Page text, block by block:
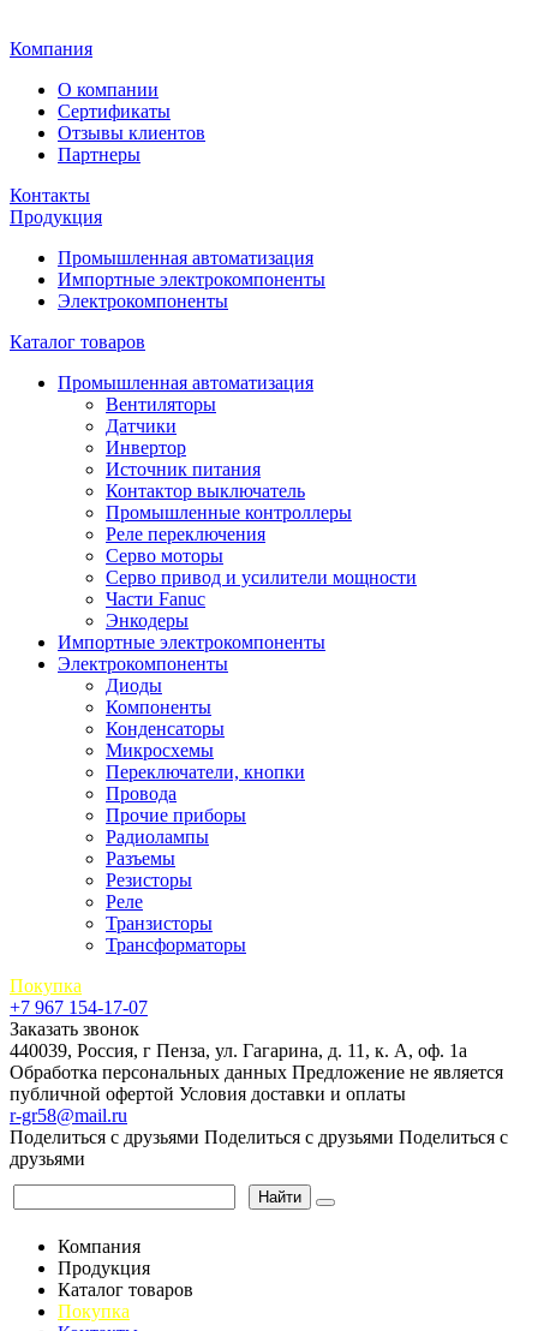
Компания
О компании
Сертификаты
Отзывы клиентов
Партнеры
Контакты
Продукция
Промышленная автоматизация
Импортные электрокомпоненты
Электрокомпоненты
Каталог товаров
Промышленная автоматизация
Вентиляторы
Датчики
Инвертор
Источник питания
Контактор выключатель
Промышленные контроллеры
Реле переключения
Серво моторы
Серво привод и усилители мощности
Части Fanuc
Энкодеры
Импортные электрокомпоненты
Электрокомпоненты
Диоды
Компоненты
Конденсаторы
Микросхемы
Переключатели, кнопки
Провода
Прочие приборы
Радиолампы
Разъемы
Резисторы
Реле
Транзисторы
Трансформаторы
Покупка
+7 967 154-17-07
Заказать звонок
440039, Россия, г Пенза, ул. Гагарина, д. 11, к. А, оф. 1а
Обработка персональных данных Предложение не является
публичной офертой Условия доставки и оплаты
r-gr58@mail.ru
Поделиться с друзьями Поделиться с друзьями Поделиться с
друзьями
Найти
Компания
Продукция
Каталог товаров
Покупка